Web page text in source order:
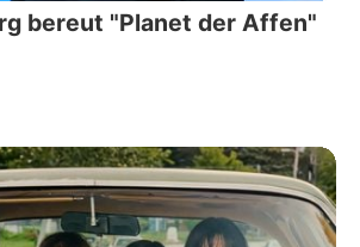
bereut "Planet der Affen"